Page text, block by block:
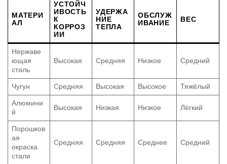
МАТЕРИ
АЛ
УСТОЙЧ
ИВОСТЬ
К
КОРРОЗ
ИИ
УДЕРЖА
НИЕ
ТЕПЛА
ОБСЛУЖ
ИВАНИЕ
ВЕС
Нержаве
ющая
сталь
Высокая Средняя Низкое Средний
Чугун Средняя Высокая Высокое Тяжёлый
Алюмини
й
Высокая Низкая Низкое Лёгкий
Порошков
ая
окраска
стали
Средняя Средняя Среднее Средний